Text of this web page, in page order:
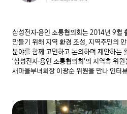
삼성전자∙용인 소통협의회는 2014년 9월
만들기 위해 지역 환경 조성, 지역주민의
분야를 함께 고민하고 논의하며 제안하는
‘삼성전자∙용인 소통협의회’의 지역측 위
새마을부녀회장 이광순 위원을 만나 인터